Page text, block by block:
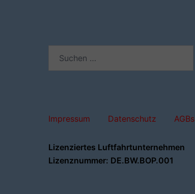
Impressum Datenschutz AGBs
Lizenziertes Luftfahrtunternehmen
Lizenznummer: DE.BW.BOP.001